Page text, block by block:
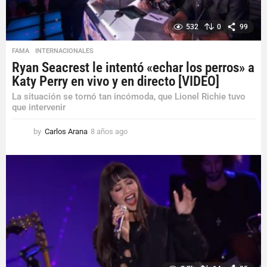
532 0 99
FAMA INTERNACIONALES
Ryan Seacrest le intentó «echar los perros» a
Katy Perry en vivo y en directo [VIDEO]
La situación se tornó tan incómoda, que Lionel Richie tuvo
que intervenir
by Carlos Arana 8 años ago
ñ
o
s
a
g
o